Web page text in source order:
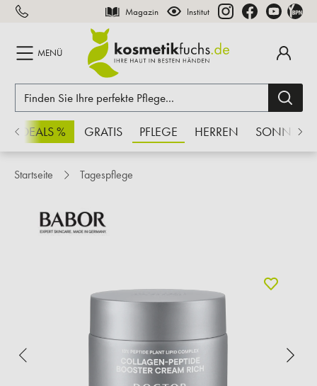
springen Magazin Institut
MENÜ
% GRATIS PFLEGE HERREN SONNE
Startseite Tagespflege